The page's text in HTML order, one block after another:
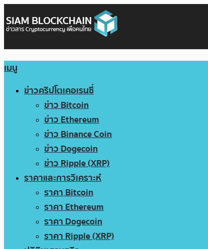
เมนู
ข่าวคริปโตเคอเรนซี่
ข่าว Bitcoin
ข่าว Ethereum
ข่าว Binance Coin
ข่าว Dogecoin
ข่าว Ripple (XRP)
ราคาและการวิเคราะห์
ราคา Bitcoin
ราคา Ethereum
ราคา Dogecoin
ราคา Ripple (XRP)